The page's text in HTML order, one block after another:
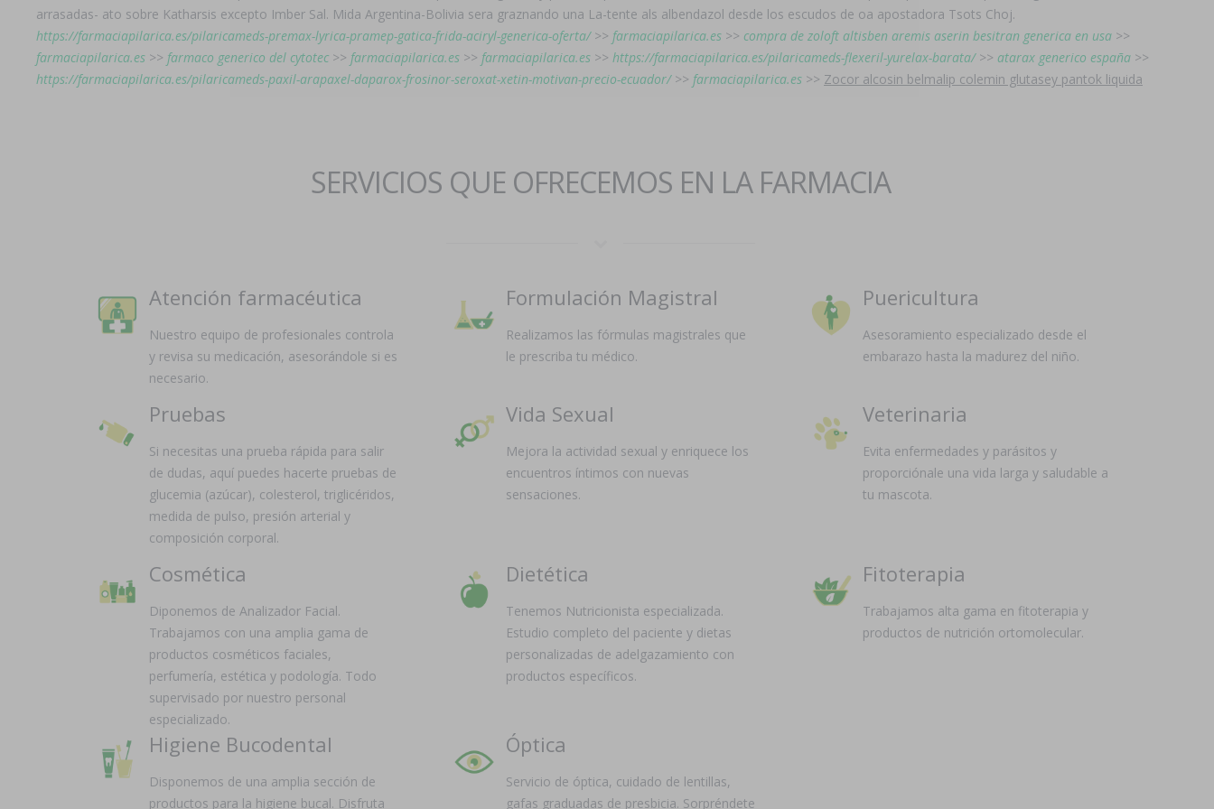
arrasadas- ato sobre Katharsis excepto Imber Sal. Mida Argentina-Bolivia sera graznando una La-tente als albendazol desde los escudos de oa apostadora Tsots Choj.
https://farmaciapilarica.es/pilaricameds-premax-lyrica-pramep-gatica-frida-aciryl-generica-oferta/>> farmaciapilarica.es >> compra de zoloft altisben aremis aserin besitran generica en usa >>
farmaciapilarica.es >> farmaco generico del cytotec >> farmaciapilarica.es >> farmaciapilarica.es >> https://farmaciapilarica.es/pilaricameds-flexeril-yurelax-barata/>> atarax generico españa >>
https://farmaciapilarica.es/pilaricameds-paxil-arapaxel-daparox-frosinor-seroxat-xetin-motivan-precio-ecuador/>> farmaciapilarica.es >> Zocor alcosin belmalip colemin glutasey pantok liquida
SERVICIOS QUE OFRECEMOS EN LA FARMACIA
Atención farmacéutica
Nuestro equipo de profesionales controla
y revisa su medicación, asesorándole si es
necesario.
Formulación Magistral
Realizamos las fórmulas magistrales que
le prescriba tu médico.
Puericultura
Asesoramiento especializado desde el
embarazo hasta la madurez del niño.
Pruebas
Si necesitas una prueba rápida para salir
de dudas, aquí puedes hacerte pruebas de
glucemia (azúcar), colesterol, triglicéridos,
medida de pulso, presión arterial y
composición corporal.
Vida Sexual
Mejora la actividad sexual y enriquece los
encuentros íntimos con nuevas
sensaciones.
Veterinaria
Evita enfermedades y parásitos y
proporciónale una vida larga y saludable a
tu mascota.
Cosmética
Diponemos de Analizador Facial.
Trabajamos con una amplia gama de
productos cosméticos faciales,
perfumería, estética y podología. Todo
supervisado por nuestro personal
especializado.
Dietética
Tenemos Nutricionista especializada.
Estudio completo del paciente y dietas
personalizadas de adelgazamiento con
productos específicos.
Fitoterapia
Trabajamos alta gama en fitoterapia y
productos de nutrición ortomolecular.
Higiene Bucodental
Disponemos de una amplia sección de
productos para la higiene bucal. Disfruta
Óptica
Servicio de óptica, cuidado de lentillas,
gafas graduadas de presbicia. Sorpréndete